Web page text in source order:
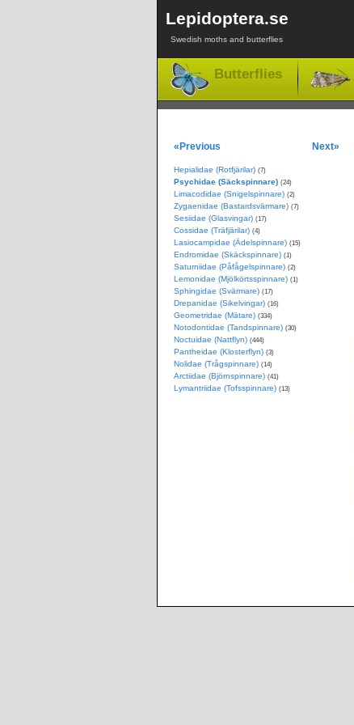
Lepidoptera.se
Swedish moths and butterflies
Butterflies
«Previous Next»
Hepialidae (Rotfjärilar) (7)
Psychidae (Säckspinnare) (24)
Limacodidae (Snigelspinnare) (2)
Zygaenidae (Bastardsvärmare) (7)
Sesiidae (Glasvingar) (17)
Cossidae (Träfjärilar) (4)
Lasiocampidae (Ädelspinnare) (15)
Endromidae (Skäckspinnare) (1)
Saturniidae (Påfågelspinnare) (2)
Lemonidae (Mjölkörtsspinnare) (1)
Sphingidae (Svärmare) (17)
Drepanidae (Sikelvingar) (16)
Geometridae (Mätare) (334)
Notodontidae (Tandspinnare) (30)
Noctuidae (Nattflyn) (444)
Pantheidae (Klosterflyn) (3)
Nolidae (Trågspinnare) (14)
Arctiidae (Björnspinnare) (41)
Lymantriidae (Tofsspinnare) (13)